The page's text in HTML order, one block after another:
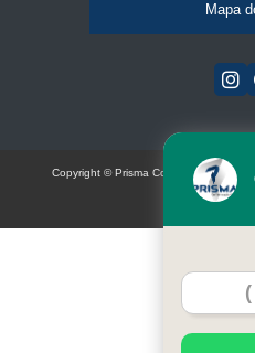
Mapa
Copyright © Prisma Comunicação
W3C